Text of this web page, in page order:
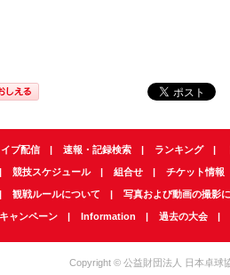
ブ配信 速報・記録検索 ランキング
競技スケジュール 組合せ チケット情報
観戦ルールについて 写真および動画の撮影
ャンペーン Information 過去の大会
Copyright © 公益財団法人 日本卓球